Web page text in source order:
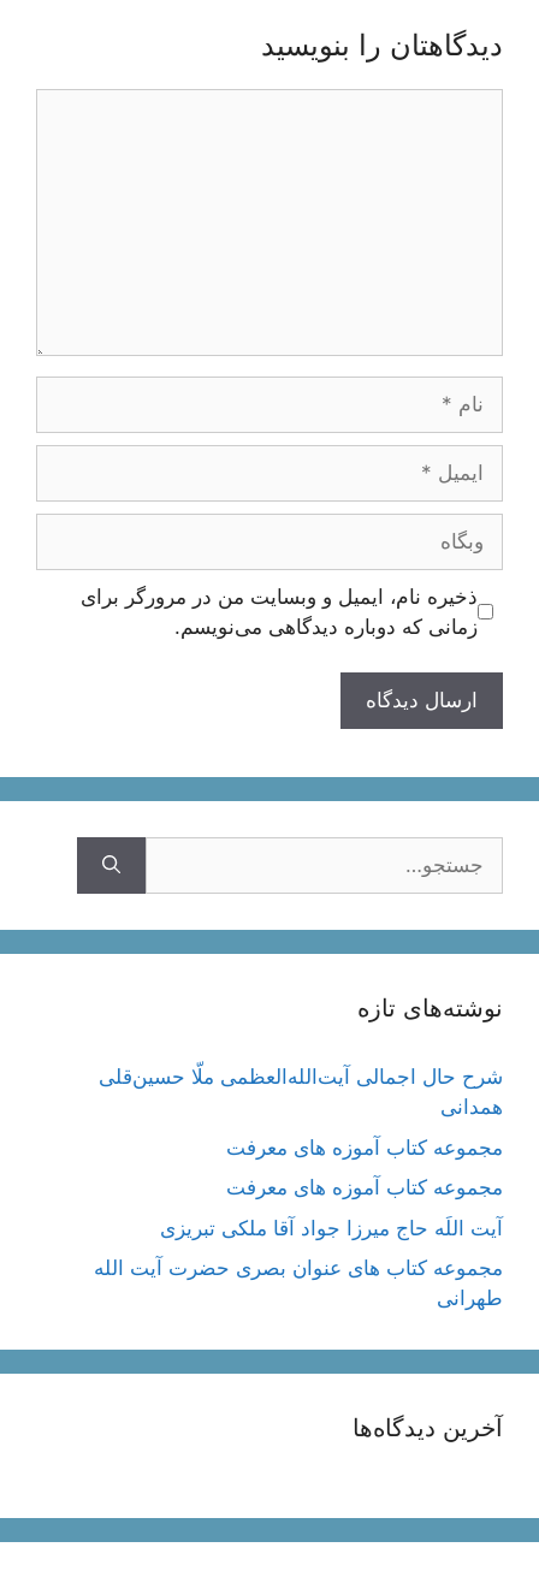
دیدگاهتان را بنویسید
وبگاه
ذخیره نام، ایمیل و وبسایت من در مرورگر برای
زمانی که دوباره دیدگاهی می‌نویسم.
نوشته‌های تازه
شرح حال اجمالی آیت‌الله‌العظمی ملّا حسین‌قلی
همدانی
مجموعه کتاب آموزه های معرفت
مجموعه کتاب آموزه های معرفت
آیت اللَه حاج میرزا جواد آقا ملکی تبریزی
مجموعه کتاب های عنوان بصری حضرت آیت الله
طهرانی
آخرین دیدگاه‌ها